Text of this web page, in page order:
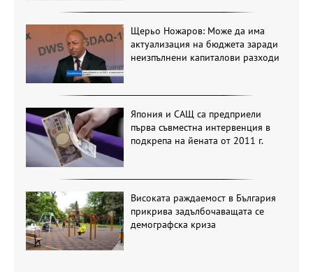
Щерьо Ножаров: Може да има
актуализация на бюджета заради
неизпълнени капиталови разходи
Япония и САЩ са предприели
първа съвместна интервенция в
подкрепа на йената от 2011 г.
Високата раждаемост в България
прикрива задълбочаващата се
демографска криза